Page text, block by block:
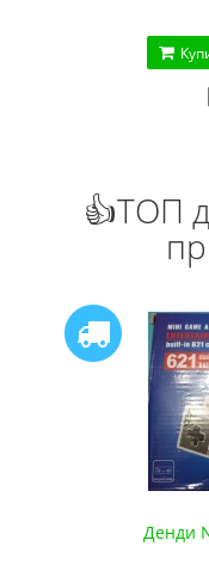
3
Купить! В
Код
16
👍ТОП
Денди